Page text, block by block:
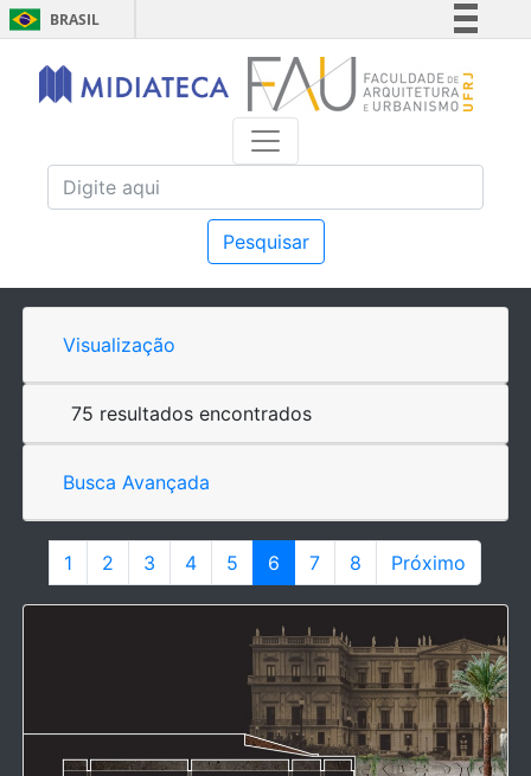
BRASIL
Simplifique!
Comunica BR
Acesso à informação
Pesquisar
Visualização
75 resultados encontrados
Busca Avançada
1 2 3 4 5 6 7 8 Próximo